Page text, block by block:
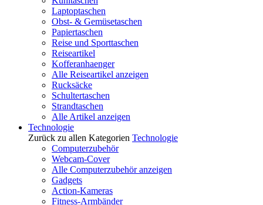
Laptoptaschen
Obst- & Gemüsetaschen
Papiertaschen
Reise und Sporttaschen
Reiseartikel
Kofferanhaenger
Alle Reiseartikel anzeigen
Rucksäcke
Schultertaschen
Strandtaschen
Alle Artikel anzeigen
Technologie
Zurück zu allen Kategorien Technologie
Computerzubehör
Webcam-Cover
Alle Computerzubehör anzeigen
Gadgets
Action-Kameras
Fitness-Armbänder